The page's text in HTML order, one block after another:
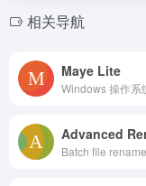
相关导航
Maye Lite
Advanced